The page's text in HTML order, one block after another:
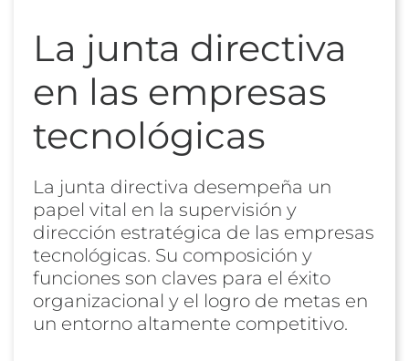
La junta directiva
en las empresas
tecnológicas
La junta directiva desempeña un
papel vital en la supervisión y
dirección estratégica de las empresas
tecnológicas. Su composición y
funciones son claves para el éxito
organizacional y el logro de metas en
un entorno altamente competitivo.